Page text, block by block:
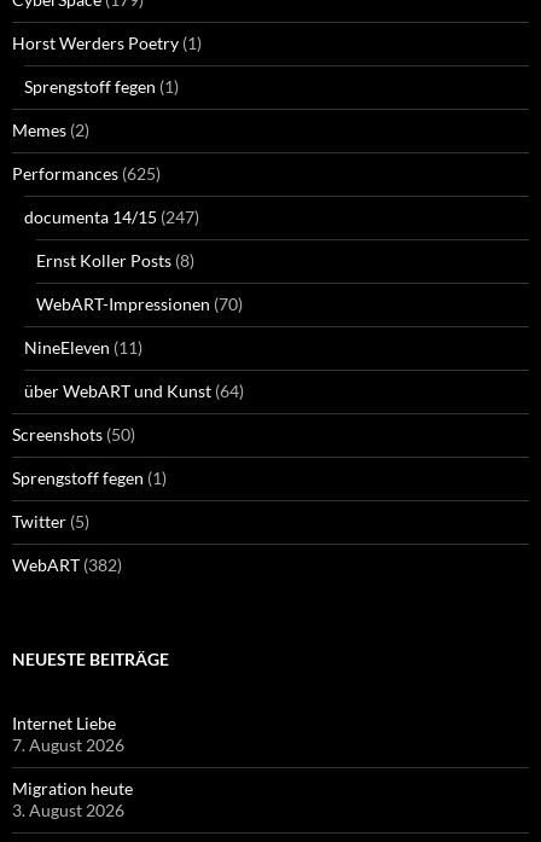
Horst Werders Poetry (1)
Sprengstoff fegen (1)
Memes (2)
Performances (625)
documenta 14/15 (247)
Ernst Koller Posts (8)
WebART-Impressionen (70)
NineEleven (11)
über WebART und Kunst (64)
Screenshots (50)
Sprengstoff fegen (1)
Twitter (5)
WebART (382)
NEUESTE BEITRÄGE
Internet Liebe
7. August 2026
Migration heute
3. August 2026